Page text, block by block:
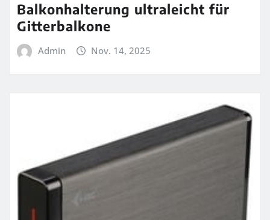
Balkonhalterung ultraleicht für
Gitterbalkone
Admin Nov. 14, 2025